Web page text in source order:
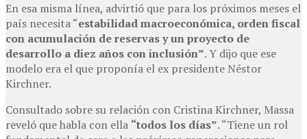
En esa misma línea, advirtió que para los próximos meses el
país necesita “estabilidad macroeconómica, orden fiscal
con acumulación de reservas y un proyecto de
desarrollo a diez años con inclusión”. Y dijo que ese
modelo era el que proponía el ex presidente Néstor
Kirchner.
Consultado sobre su relación con Cristina Kirchner, Massa
reveló que habla con ella “todos los días”. “Tiene un rol